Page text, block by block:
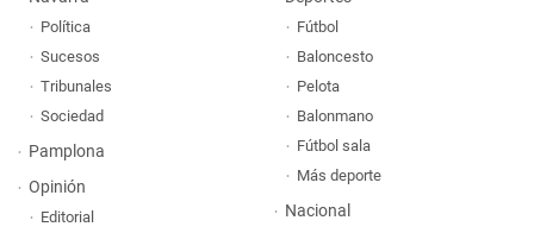
Política
Sucesos
Tribunales
Sociedad
Pamplona
Opinión
Editorial
Fútbol
Baloncesto
Pelota
Balonmano
Fútbol sala
Más deporte
Nacional